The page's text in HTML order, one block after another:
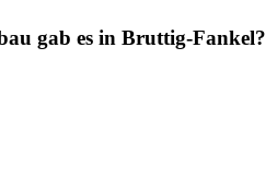
gab es in Bruttig-Fankel?